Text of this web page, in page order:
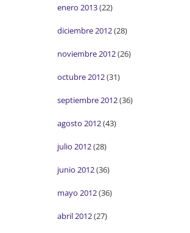
enero 2013(22)
diciembre 2012(28)
noviembre 2012(26)
octubre 2012(31)
septiembre 2012(36)
agosto 2012(43)
julio 2012(28)
junio 2012(36)
mayo 2012(36)
abril 2012(27)